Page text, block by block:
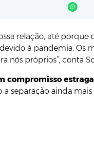
relação, até
à pandemia. Os
próprios”, conta
compromisso
separação ainda mais